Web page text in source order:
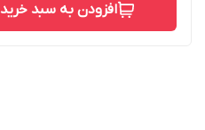
افزودن به سبد خرید